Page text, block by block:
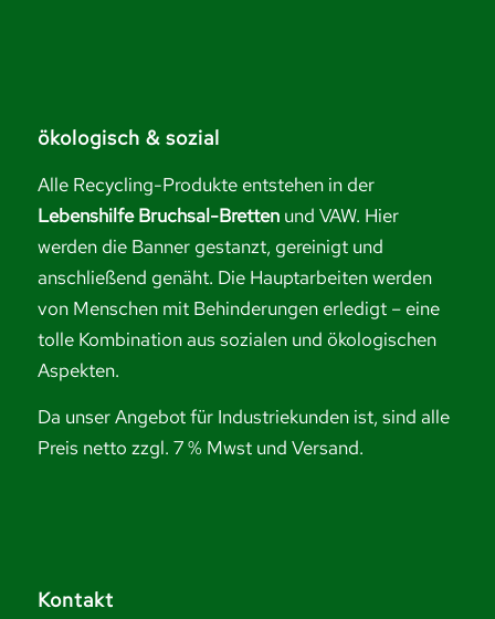
ökologisch & sozial
Alle Recycling-Produkte entstehen in der
Lebenshilfe Bruchsal-Bretten und VAW. Hier
werden die Banner gestanzt, gereinigt und
anschließend genäht. Die Hauptarbeiten werden
von Menschen mit Behinderungen erledigt – eine
tolle Kombination aus sozialen und ökologischen
Aspekten.
Da unser Angebot für Industriekunden ist, sind alle
Preis netto zzgl. 7 % Mwst und Versand.
Kontakt